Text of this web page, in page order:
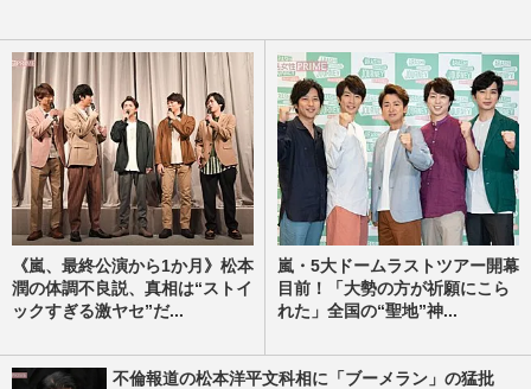
《嵐、最終公演から1か月》松本
潤の体調不良説、真相は“ストイ
ックすぎる激ヤセ”だ...
嵐・5大ドームラストツアー開幕
目前！「大勢の方が祈願にこら
れた」全国の“聖地”神...
不倫報道の松本洋平文科相に「ブーメラン」の猛批